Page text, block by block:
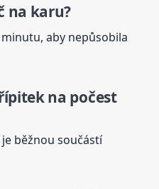
na karu?
aby nepůsobila
na počest
běžnou součástí